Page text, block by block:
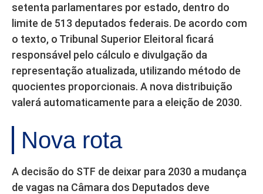
setenta parlamentares por estado, dentro do
limite de 513 deputados federais. De acordo com
o texto, o Tribunal Superior Eleitoral ficará
responsável pelo cálculo e divulgação da
representação atualizada, utilizando método de
quocientes proporcionais. A nova distribuição
valerá automaticamente para a eleição de 2030.
Nova rota
A decisão do STF de deixar para 2030 a mudança
de vagas na Câmara dos Deputados deve